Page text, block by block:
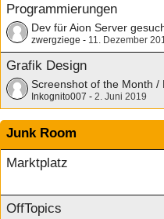
Programmierungen
Dev für Aion Server
zwergziege - 11. Dezember
Grafik Design
Screenshot of the Month /
Inkognito007 - 2. Juni 2019
Junk Room
Marktplatz
OffTopics